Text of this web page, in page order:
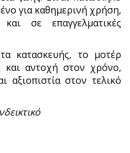
για καθημερινή χρήση,
σε επαγγελματικές
κατασκευής, το μοτέρ
και αντοχή στον χρόνο,
αξιοπιστία στον τελικό